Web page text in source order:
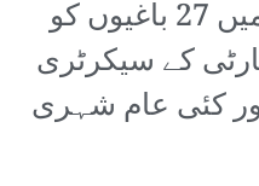
(’زیرو‘) کا نام دیا گیا، میں 27 باغیوں کو
کے سیکرٹری
کئی عام شہری